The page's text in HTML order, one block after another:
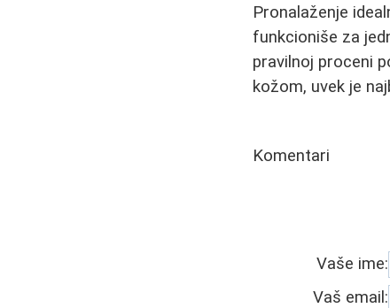
Pronalaženje
funkcioniše za
pravilnoj proceni
kožom, uvek je
Komentari
Vaše ime:
Vaš email: